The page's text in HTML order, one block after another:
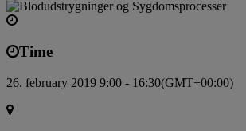
Time
26. february 2019 9:00 - 16:30(GMT+00:00)